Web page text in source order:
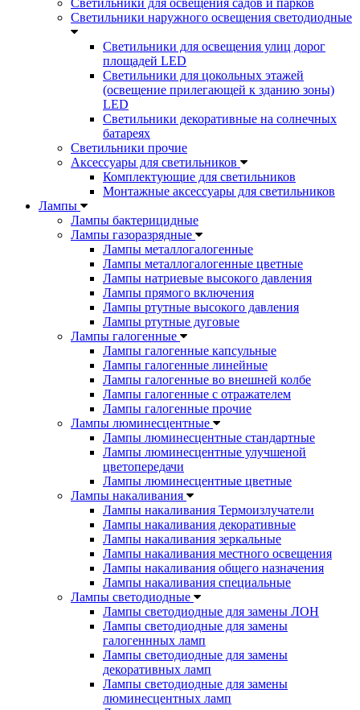
Светильники для освещения садов и парков
Светильники наружного освещения светодиодные
Светильники для освещения улиц дорог
площадей LED
Светильники для цокольных этажей
(освещение прилегающей к зданию зоны)
LED
Светильники декоративные на солнечных
батареях
Светильники прочие
Аксессуары для светильников
Комплектующие для светильников
Монтажные аксессуары для светильников
Лампы
Лампы бактерицидные
Лампы газоразрядные
Лампы металлогалогенные
Лампы металлогалогенные цветные
Лампы натриевые высокого давления
Лампы прямого включения
Лампы ртутные высокого давления
Лампы ртутные дуговые
Лампы галогенные
Лампы галогенные капсульные
Лампы галогенные линейные
Лампы галогенные во внешней колбе
Лампы галогенные с отражателем
Лампы галогенные прочие
Лампы люминесцентные
Лампы люминесцентные стандартные
Лампы люминесцентные улучшеной
цветопередачи
Лампы люминесцентные цветные
Лампы накаливания
Лампы накаливания Термоизлучатели
Лампы накаливания декоративные
Лампы накаливания зеркальные
Лампы накаливания местного освещения
Лампы накаливания общего назначения
Лампы накаливания специальные
Лампы светодиодные
Лампы светодиодные для замены ЛОН
Лампы светодиодные для замены
галогеннных ламп
Лампы светодиодные для замены
декоративных ламп
Лампы светодиодные для замены
люминесцентных ламп